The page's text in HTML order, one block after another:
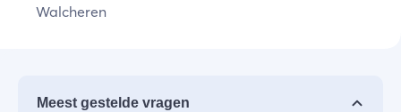
Walcheren
Meest gestelde vragen